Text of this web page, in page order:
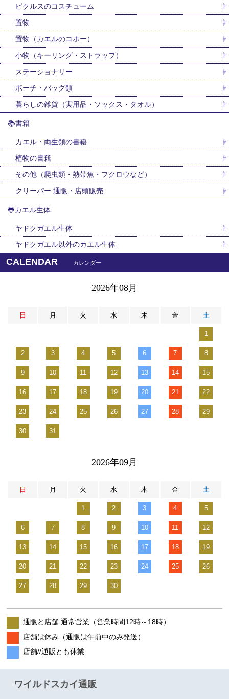
ピクルスのコスチューム
置物
置物（カエルのコポー）
小物（キーリング・ストラップ）
ステーショナリー
ポーチ・バッグ類
暮らしの雑貨（実用品・ソックス・タオル）
📚書籍
カエル・両生類の書籍
植物の書籍
その他（爬虫類・熱帯魚・フクロウなど）
クリーパー 通販・店頭販売
🐸カエル生体
ヤドクガエル生体
ヤドクガエル以外のカエル生体
CALENDAR カレンダー
2026年08月
日 月 火 水 木 金 土
1
2 3 4 5 6 7 8
9 10 11 12 13 14 15
16 17 18 19 20 21 22
23 24 25 26 27 28 29
30 31
2026年09月
日 月 火 水 木 金 土
1 2 3 4 5
6 7 8 9 10 11 12
13 14 15 16 17 18 19
20 21 22 23 24 25 26
27 28 29 30
通販と店舗 通常営業（営業時間12時～18時）
店舗は休み（通販は午前中のみ発送）
店舗//通販とも休業
ワイルドスカイ通販